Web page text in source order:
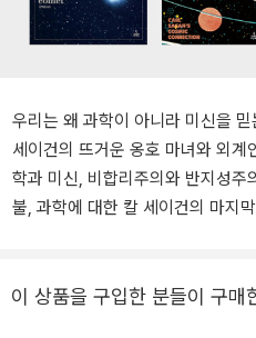
우리는 왜 과학이 아니라 미신을
세이건의 뜨거운 옹호 마녀와 외계
학과 미신, 비합리주의와 반지성주
불, 과학에 대한 칼 세이건의 마지막 성찰 ✯ 칼 세이건 생
념 출간! 외계인 납치가 벌어지고 있다고 믿는 미국인 중에는 지구인
이 상품을 구입한 분들이 구매